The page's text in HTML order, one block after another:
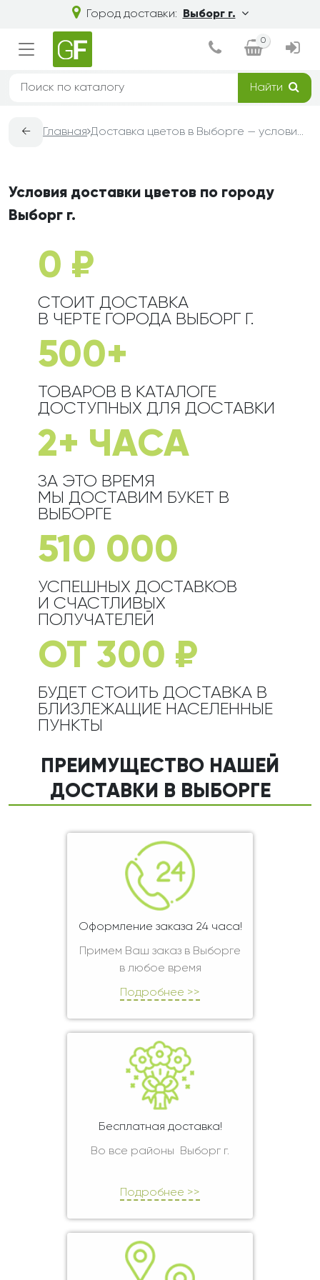
Город доставки: Выборг г.
0
Найти
← Главная Доставка цветов в Выборге — условия, сроки и стоимость | Grand-Flora
Условия доставки цветов по городу
Выборг г.
0 ₽
СТОИТ ДОСТАВКА
В ЧЕРТЕ ГОРОДА ВЫБОРГ Г.
500+
ТОВАРОВ В КАТАЛОГЕ
ДОСТУПНЫХ ДЛЯ ДОСТАВКИ
2+ ЧАСА
ЗА ЭТО ВРЕМЯ
МЫ ДОСТАВИМ БУКЕТ В
ВЫБОРГЕ
510 000
УСПЕШНЫХ ДОСТАВКОВ
И СЧАСТЛИВЫХ
ПОЛУЧАТЕЛЕЙ
ОТ 300 ₽
БУДЕТ СТОИТЬ ДОСТАВКА В
БЛИЗЛЕЖАЩИЕ НАСЕЛЕННЫЕ
ПУНКТЫ
ПРЕИМУЩЕСТВО НАШЕЙ
ДОСТАВКИ В ВЫБОРГЕ
Оформление заказа 24 часа!
Примем Ваш заказ в Выборге
в любое время
Подробнее >>
Бесплатная доставка!
Во все районы Выборг г.
Подробнее >>